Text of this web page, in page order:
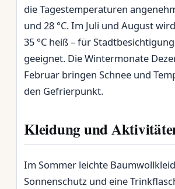
die Tagestemperaturen
und 28 °C. Im Juli und August
35 °C heiß – für
geeignet. Die Wintermonate
Februar bringen Schnee und
den Gefrierpunkt.
Kleidung und
Im Sommer leichte
Sonnenschutz und eine